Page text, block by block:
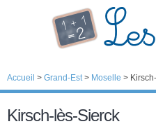
Accueil > Grand-Est> Moselle >
Kirsch-lès-Sierck